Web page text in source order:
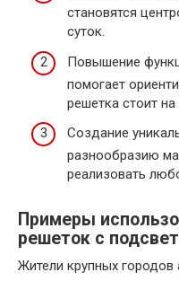
становятся
суток.
Повышение
помогает
решетка стоит на
Создание
разнообразию
реализовать
Примеры
решеток с
Жители крупных